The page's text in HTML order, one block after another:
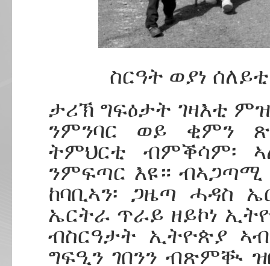
ስርዓት ወያነ
ታሪኽ ግፍዕታት ገዛእቲ
ንምንባር ወይ ቂምን
ትምህርቲ ብምቕሳም፡
ንምፍጣር እዩ። ብኣጋጣሚ
ከባቢኣን፡ ጋዜጣ ሓዳስ
ኤርትራ ጥራይ ዘይኮነ
ብስርዓታት ኢትዮጵያ
ግፍዒን ገበንን ብጽምቚ